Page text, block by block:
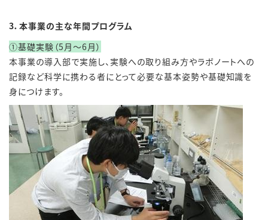
3．本事業の主な年間プログラム
①基礎実験（5月～6月）
本事業の導入部で実施し、実験への取り組み方やラボノートへの
記録など科学に携わる者にとって必要な基本姿勢や基礎知識を
身につけます。